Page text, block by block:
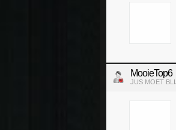
MooieTop6
JUS MOET